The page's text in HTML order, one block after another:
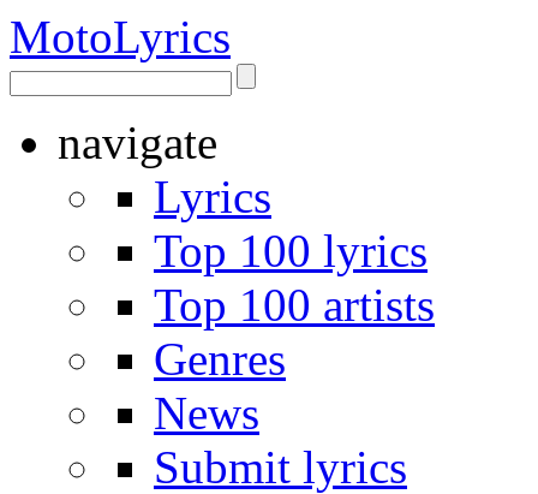
MotoLyrics
navigate
Lyrics
Top 100 lyrics
Top 100 artists
Genres
News
Submit lyrics